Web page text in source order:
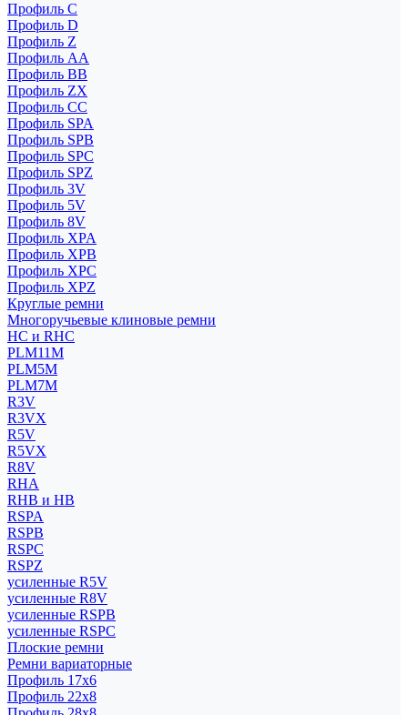
Профиль C
Профиль D
Профиль Z
Профиль АА
Профиль BB
Профиль ZX
Профиль CC
Профиль SPA
Профиль SPB
Профиль SPC
Профиль SPZ
Профиль 3V
Профиль 5V
Профиль 8V
Профиль XPA
Профиль XPB
Профиль XPC
Профиль XPZ
Круглые ремни
Многоручьевые клиновые ремни
HC и RHC
PLM11M
PLM5M
PLM7M
R3V
R3VX
R5V
R5VX
R8V
RHA
RHB и HB
RSPA
RSPB
RSPC
RSPZ
усиленные R5V
усиленные R8V
усиленные RSPB
усиленные RSPC
Плоские ремни
Ремни вариаторные
Профиль 17x6
Профиль 22x8